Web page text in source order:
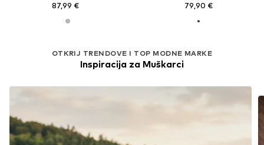
87,99 € 79,90 €
OTKRIJ TRENDOVE I TOP MODNE MARKE
Inspiracija za Muškarci